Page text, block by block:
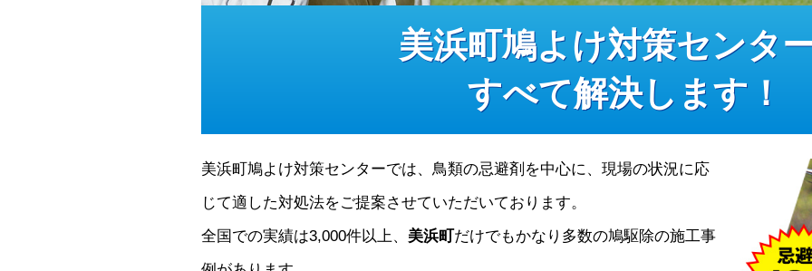
美浜町鳩よけ対策センタ
すべて解決します！
美浜町鳩よけ対策センターでは、鳥類の忌避剤を中心に、現場の状況に応
じて適した対処法をご提案させていただいております。
全国での実績は3,000件以上、 美浜町だけでもかなり多数の鳩駆除の施工事